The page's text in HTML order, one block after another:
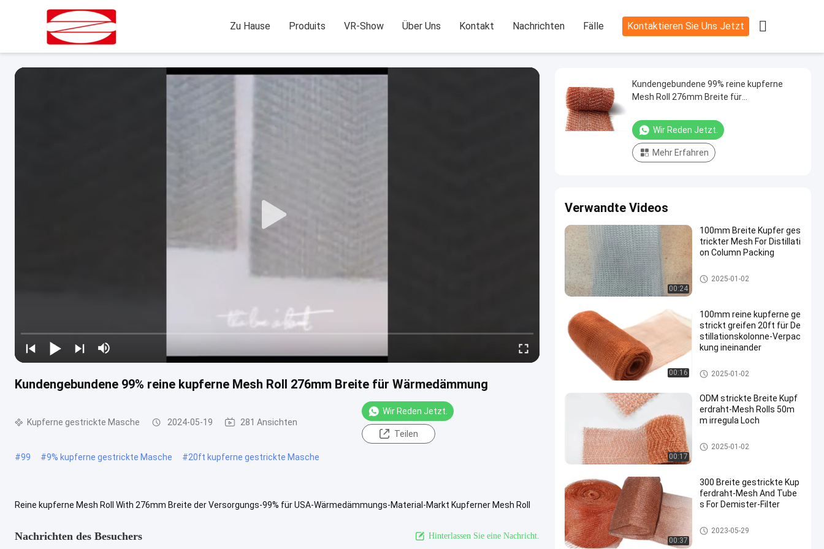
Zu Hause Produits VR-Show Über Uns Kontakt Nachrichten Fälle Kontaktieren Sie Uns Jetzt 
Kundengebundene 99% reine kupferne Mesh Roll 276mm Breite für Wärmedämmung
Kupferne gestrickte Masche 2024-05-19 281 Ansichten
Wir Reden Jetzt.
Teilen
#99 #9% kupferne gestrickte Masche #20ft kupferne gestrickte Masche
Reine kupferne Mesh Roll With 276mm Breite der Versorgungs-99% für USA-Wärmedämmungs-Material-Markt Kupferner Mesh Roll
Nachrichten des Besuchers Hinterlassen Sie eine Nachricht.
Kundengebundene 99% reine kupferne
Mesh Roll 276mm Breite für
Wir Reden Jetzt.
Mehr Erfahren
Verwandte Videos
00:24
100mm Breite Kupfer ges
trickter Mesh For Distillati
on Column Packing
Kupferne gestrickte Masche
2025-01-02
00:16
100mm reine kupferne ge
strickt greifen 20ft für De
stillationskolonne-Verpac
kung ineinander
Kupferne gestrickte Masche
2025-01-02
00:17
ODM strickte Breite Kupf
erdraht-Mesh Rolls 50m
m irregula Loch
Kupferne gestrickte Masche
2025-01-02
00:37
300 Breite gestrickte Kup
ferdraht-Mesh And Tube
s For Demister-Filter
Kupferne gestrickte Masche
2023-05-29